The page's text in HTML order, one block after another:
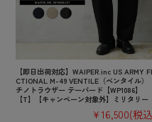
【即日出荷対応】WAIPER.inc US ARMY FI
CTIONAL M-49 VENTILE（ベンタイル）
チノトラウザー テーパード【WP1086】
【T】【キャンペーン対象外】ミリタリー
¥16,500(税